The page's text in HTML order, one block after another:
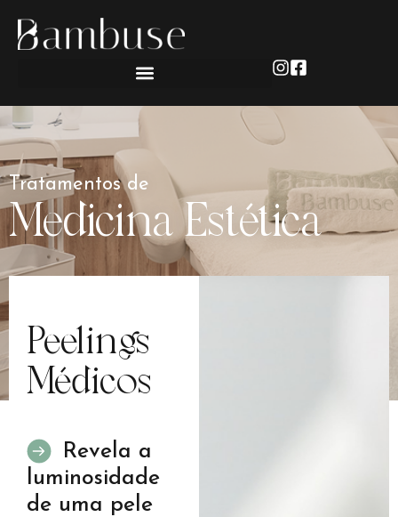
Tratamentos de
Medicina Estética
Peelings
Médicos
Revela a
luminosidade
de uma pele